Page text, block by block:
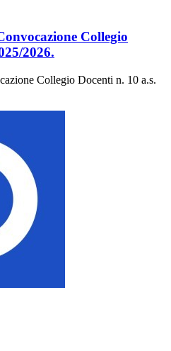
Collegio
2026.
Collegio Docenti n. 10 a.s.